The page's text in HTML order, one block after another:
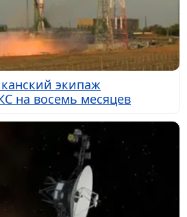
экипаж
на восемь месяцев